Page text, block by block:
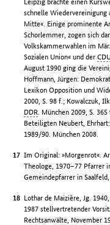
schnelle Wiedervereinigung
Mitte«. Einige prominente
Schorlemmer, zogen sich
Volkskammerwahlen im
Sozialen Union« und der
August 1990 ging die
Hoffmann, Jürgen:
Lexikon Opposition und
2000, S. 98 f.; Kowalczuk,
DDR . München 2009, S.
Beteiligten Neubert,
1989/90. München 2008.
Im Original: »Morgenrot«.
Theologe, 1970–77 Pfarrer
Gemeindepfarrer in
Lothar de Maizière, Jg.
1987 stellvertretender
Rechtsanwälte, November